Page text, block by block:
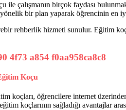
ile çalışmanın birçok faydası
bir plan yaparak öğrencinin en
rehberlik hizmeti sunulur. Eğitim
Koçu
koçları, öğrencilere internet
koçlarının sağladığı avantajlar